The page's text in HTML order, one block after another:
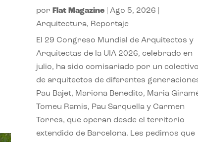
por Flat Magazine| Ago 5, 2026
Arquitectura, Reportaje
El 29 Congreso Mundial de Arquitectos y
Arquitectas de la UIA 2026, celebrado en
julio, ha sido comisariado por un
de arquitectos de diferentes
Pau Bajet, Mariona Benedito, Maria
Tomeu Ramis, Pau Sarquella y Carmen
Torres, que operan desde el territorio
extendido de Barcelona. Les pedimos que